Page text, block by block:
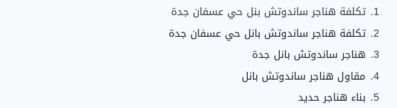
تكلفة هناجر ساندوتش بنل حي عسفان جدة
تكلفة هناجر ساندوتش بانل حي عسفان جدة
هناجر ساندوتش بانل جدة
مقاول هناجر ساندوتش بانل
بناء هناجر حديد